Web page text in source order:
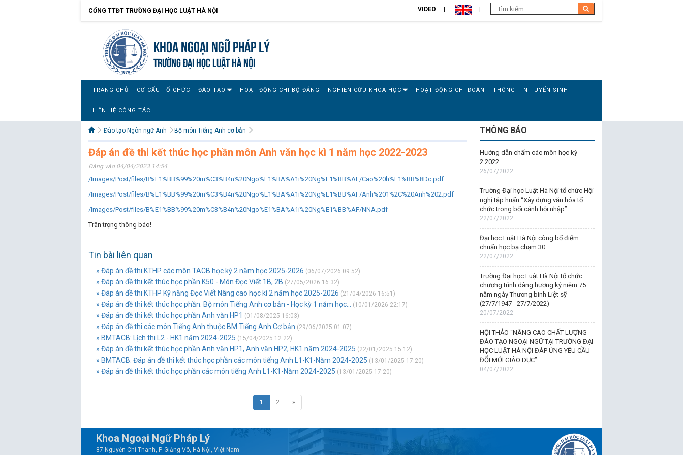
CỔNG TTĐT TRƯỜNG ĐẠI HỌC LUẬT HÀ NỘI VIDEO
Khoa Ngoại ngữ pháp lý
TRƯỜNG ĐẠI HỌC LUẬT HÀ NỘI
TRANG CHỦ CƠ CẤU TỔ CHỨC ĐÀO TẠO HOẠT ĐỘNG CHI BỘ ĐẢNG NGHIÊN CỨU KHOA HỌC HOẠT ĐỘNG CHI ĐOÀN THÔNG TIN TUYỂN SINH
LIÊN HỆ CÔNG TÁC
Đào tạo Ngôn ngữ Anh Bộ môn Tiếng Anh cơ bản
Đáp án đề thi kết thúc học phần môn Anh văn học kì 1 năm học 2022-2023
Đăng vào 04/04/2023 14:54
/Images/Post/files/B%E1%BB%99%20m%C3%B4n%20Ngo%E1%BA%A1i%20Ng%E1%BB%AF/Cao%20h%E1%BB%8Dc.pdf
/Images/Post/files/B%E1%BB%99%20m%C3%B4n%20Ngo%E1%BA%A1i%20Ng%E1%BB%AF/Anh%201%2C%20Anh%202.pdf
/Images/Post/files/B%E1%BB%99%20m%C3%B4n%20Ngo%E1%BA%A1i%20Ng%E1%BB%AF/NNA.pdf
Trân trọng thông báo!
Tin bài liên quan
» Đáp án đề thi KTHP các môn TACB học kỳ 2 năm học 2025-2026 (06/07/2026 09:52)
» Đáp án đề thi kết thúc học phần K50 - Môn Đọc Viết 1B, 2B (27/05/2026 16:32)
» Đáp án đề thi KTHP Kỹ năng Đọc Viết Nâng cao học kì 2 năm học 2025-2026 (21/04/2026 16:51)
» Đáp án đề thi kết thúc học phần. Bộ môn Tiếng Anh cơ bản - Học kỳ 1 năm học... (10/01/2026 22:17)
» Đáp án đề thi kết thúc học phần Anh văn HP1 (01/08/2025 16:03)
» Đáp án đề thi các môn Tiếng Anh thuộc BM Tiếng Anh Cơ bản (29/06/2025 01:07)
» BMTACB: Lịch thi L2 - HK1 năm 2024-2025 (15/04/2025 12:22)
» Đáp án đề thi kết thúc học phần Anh văn HP1, Anh văn HP2, HK1 năm 2024-2025 (22/01/2025 15:12)
» BMTACB: Đáp án đề thi kết thúc học phần các môn tiếng Anh L1-K1-Năm 2024-2025 (13/01/2025 17:20)
» Đáp án đề thi kết thúc học phần các môn tiếng Anh L1-K1-Năm 2024-2025 (13/01/2025 17:20)
1 2 »
THÔNG BÁO
Hướng dẫn chấm các môn học kỳ
2.2022
26/07/2022
Trường Đại học Luật Hà Nội tổ chức Hội
nghị tập huấn “Xây dựng văn hóa tổ
chức trong bối cảnh hội nhập”
22/07/2022
Đại học Luật Hà Nội công bố điểm
chuẩn học bạ chạm 30
22/07/2022
Trường Đại học Luật Hà Nội tổ chức
chương trình dâng hương kỷ niệm 75
năm ngày Thương binh Liệt sỹ
(27/7/1947 - 27/7/2022)
20/07/2022
HỘI THẢO “NÂNG CAO CHẤT LƯỢNG
ĐÀO TẠO NGOẠI NGỮ TẠI TRƯỜNG ĐẠI
HỌC LUẬT HÀ NỘI ĐÁP ỨNG YÊU CẦU
ĐỔI MỚI GIÁO DỤC”
04/07/2022
Khoa Ngoại Ngữ Pháp Lý
87 Nguyễn Chí Thanh, P. Giảng Võ, Hà Nội, Việt Nam